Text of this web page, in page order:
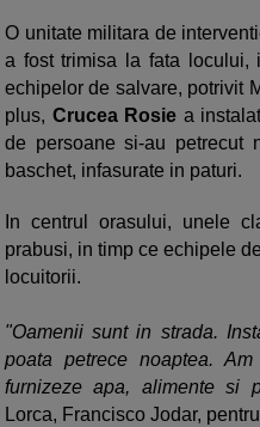
O unitate militara de
a fost trimisa la fata locului,
echipelor de salvare, potrivit
plus, Crucea Rosie a
de persoane si-au petrecut
baschet, infasurate in paturi.
In centrul orasului, unele
prabusi, in timp ce echipele
locuitorii.
"Oamenii sunt in strada.
poata petrece noaptea.
furnizeze apa, alimente si
Lorca, Francisco Jodar,